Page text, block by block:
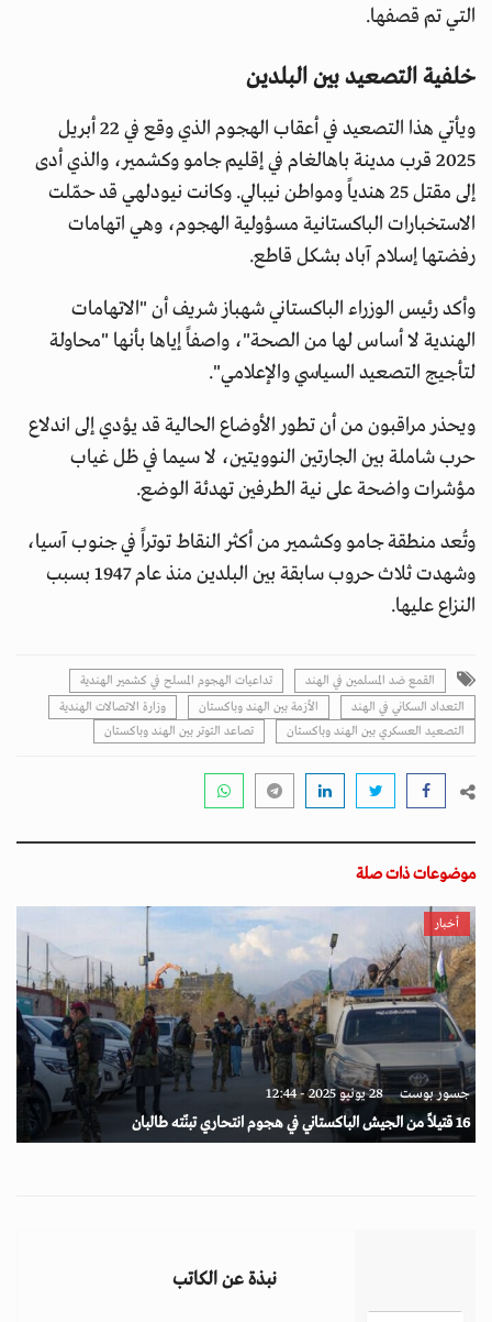
التي تم قصفها.
خلفية التصعيد بين البلدين
ويأتي هذا التصعيد في أعقاب الهجوم الذي وقع في 22 أبريل
2025 قرب مدينة باهالغام في إقليم جامو وكشمير، والذي أدى
إلى مقتل 25 هندياً ومواطن نيبالي. وكانت نيودلهي قد حمّلت
الاستخبارات الباكستانية مسؤولية الهجوم، وهي اتهامات
رفضتها إسلام آباد بشكل قاطع.
وأكد رئيس الوزراء الباكستاني شهباز شريف أن "الاتهامات
الهندية لا أساس لها من الصحة"، واصفاً إياها بأنها "محاولة
لتأجيج التصعيد السياسي والإعلامي".
ويحذر مراقبون من أن تطور الأوضاع الحالية قد يؤدي إلى اندلاع
حرب شاملة بين الجارتين النوويتين، لا سيما في ظل غياب
مؤشرات واضحة على نية الطرفين تهدئة الوضع.
وتُعد منطقة جامو وكشمير من أكثر النقاط توتراً في جنوب آسيا،
وشهدت ثلاث حروب سابقة بين البلدين منذ عام 1947 بسبب
النزاع عليها.
القمع ضد المسلمين في الهند
تداعيات الهجوم المسلح في كشمير الهندية
التعداد السكاني في الهند
الأزمة بين الهند وباكستان
وزارة الاتصالات الهندية
التصعيد العسكري بين الهند وباكستان
تصاعد التوتر بين الهند وباكستان
موضوعات ذات صلة
أخبار
جسور بوست 28 يونيو 2025 - 12:44
16 قتيلاً من الجيش الباكستاني في هجوم انتحاري تبنّته طالبان
نبذة عن الكاتب